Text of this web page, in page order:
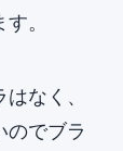
。
なく、
のでブラ